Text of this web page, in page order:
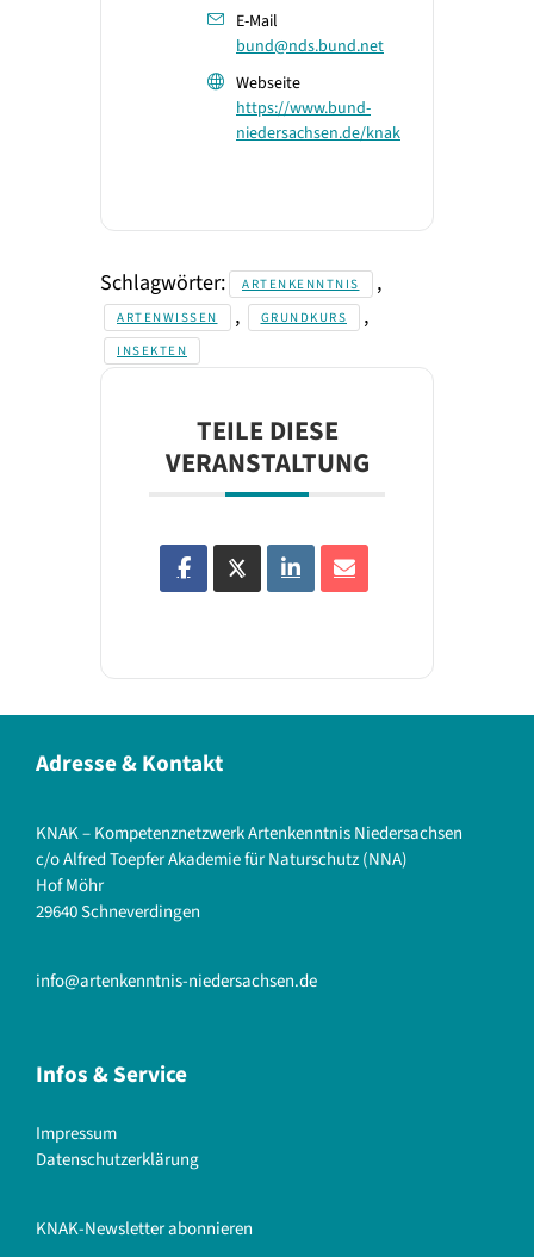
E-Mail
bund@nds.bund.net
Webseite
https://www.bund-
niedersachsen.de/knak
Schlagwörter: ARTENKENNTNIS ,
ARTENWISSEN , GRUNDKURS ,
INSEKTEN
TEILE DIESE
VERANSTALTUNG
Adresse & Kontakt
KNAK – Kompetenznetzwerk Artenkenntnis Niedersachsen
c/o Alfred Toepfer Akademie für Naturschutz (NNA)
Hof Möhr
29640 Schneverdingen
info@artenkenntnis-niedersachsen.de
Infos & Service
Impressum
Datenschutzerklärung
KNAK-Newsletter abonnieren